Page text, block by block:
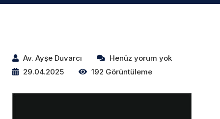
Av. Ayşe Duvarcı
Henüz yorum yok
29.04.2025
192 Görüntüleme